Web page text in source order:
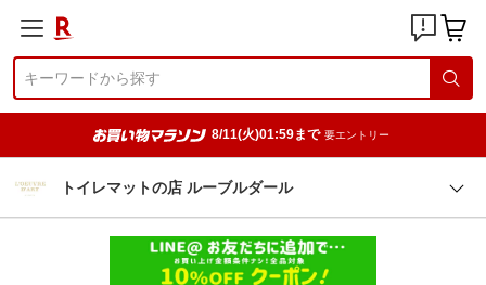
8/11(火)01:59まで 要エントリー
トイレマットの店 ルーブルダール